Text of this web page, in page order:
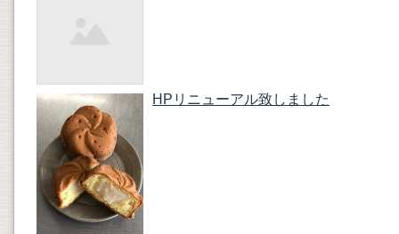
HPリニューアル致しました